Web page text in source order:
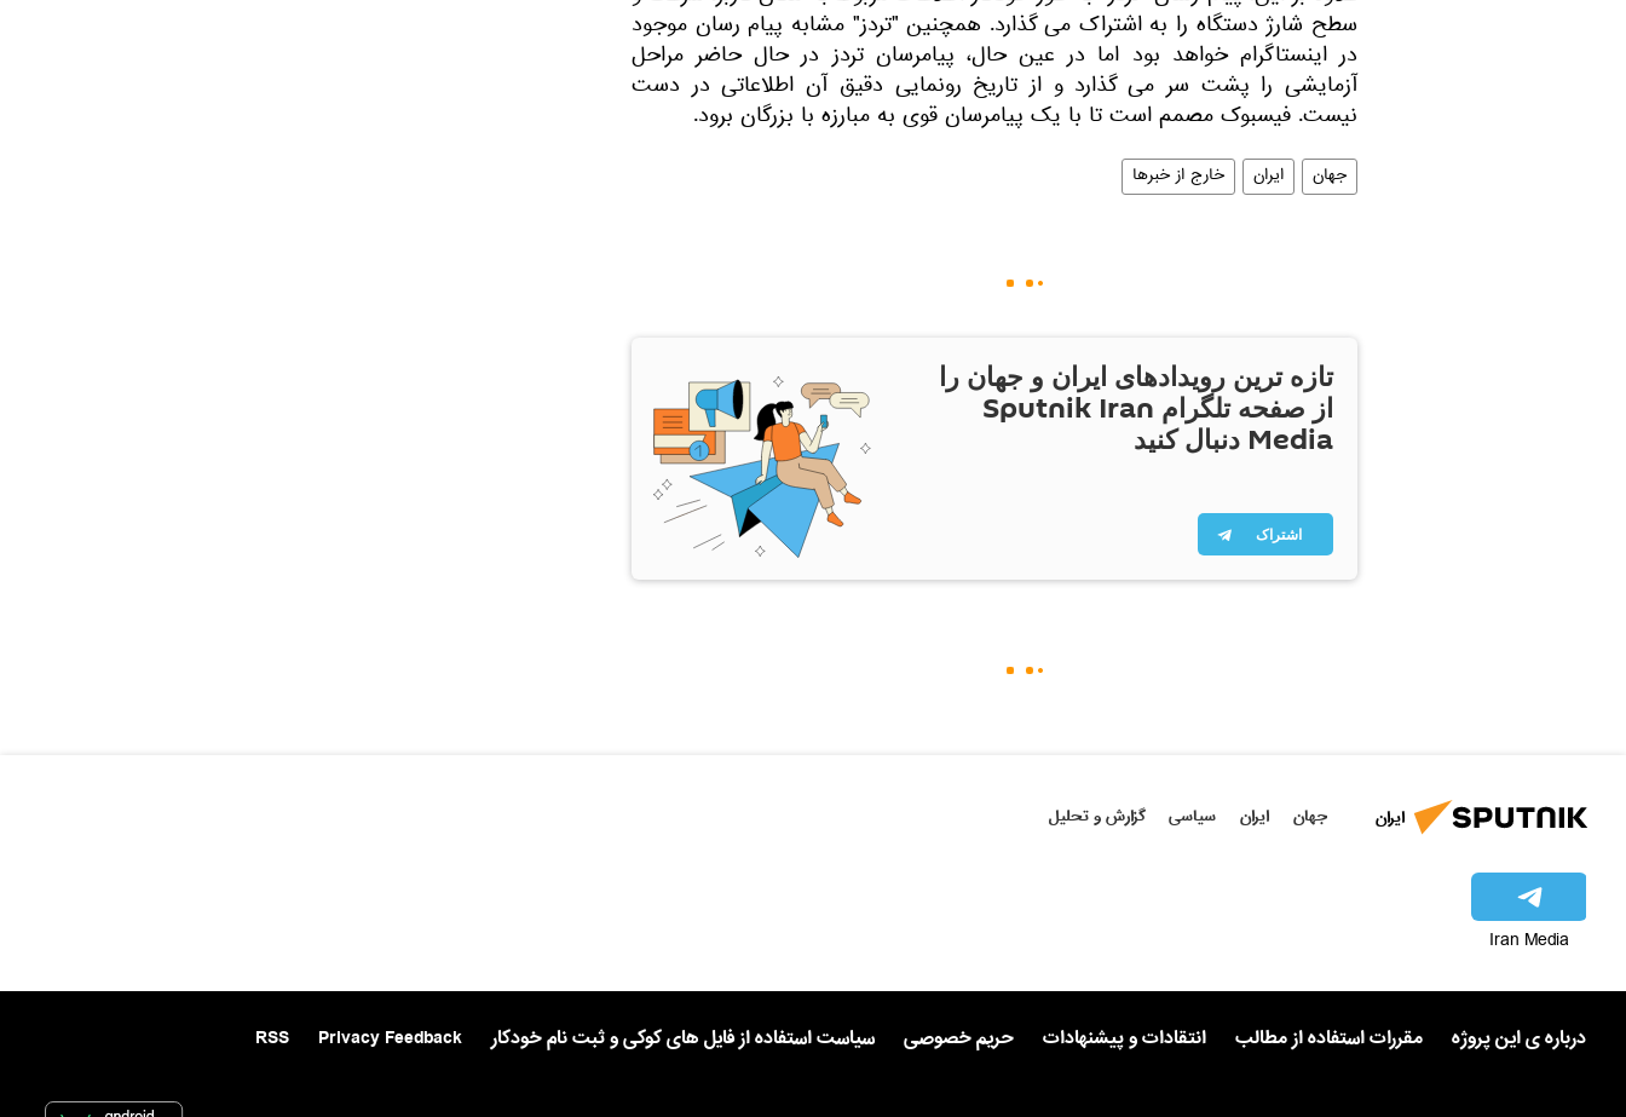
سطح شارژ دستگاه را به اشتراک می گذارد. همچنین "تردز" مشابه پیام رسان موجود
در اینستاگرام خواهد بود اما در عین حال، پیامرسان تردز در حال حاضر مراحل
آزمایشی را پشت سر می گذارد و از تاریخ رونمایی دقیق آن اطلاعاتی در دست
نیست. فیسبوک مصمم است تا با یک پیامرسان قوی به مبارزه با بزرگان برود.
جهان ایران خارج از خبرها
تازه ترین رویدادهای ایران و جهان را
از صفحه تلگرام Sputnik Iran
Media دنبال کنید
اشتراک
ایران جهان ایران سیاسی گزارش و تحلیل
Iran Media
درباره ی این پروژه مقررات استفاده از مطالب انتقادات و پیشنهادات حریم خصوصی سیاست استفاده از فایل های کوکی و ثبت نام خودکار Privacy Feedback
RSS